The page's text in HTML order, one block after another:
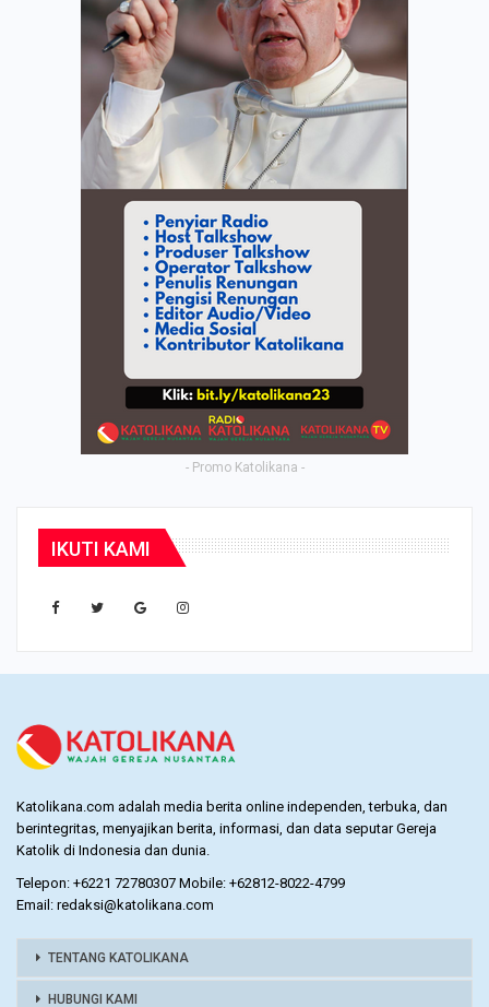
- Promo Katolikana -
IKUTI KAMI
Katolikana.com adalah media berita online independen, terbuka, dan
berintegritas, menyajikan berita, informasi, dan data seputar Gereja
Katolik di Indonesia dan dunia.
Telepon: +6221 72780307 Mobile: +62812-8022-4799
Email: redaksi@katolikana.com
TENTANG KATOLIKANA
HUBUNGI KAMI